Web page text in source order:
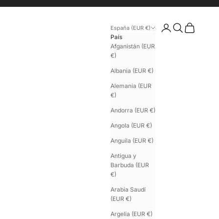
España (EUR €)
País
Afganistán (EUR
€)
Albania (EUR €)
Alemania (EUR
€)
Andorra (EUR €)
Angola (EUR €)
Anguila (EUR €)
Antigua y
Barbuda (EUR
€)
Arabia Saudí
(EUR €)
Argelia (EUR €)
Iniciar sesión
BuscarCesta